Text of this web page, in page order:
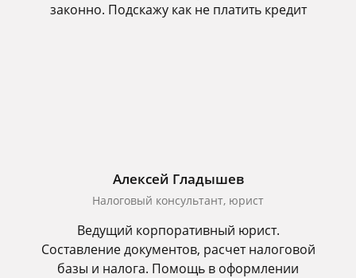
законно. Подскажу как не платить кредит
Алексей Гладышев
Налоговый консультант, юрист
Ведущий корпоративный юрист.
Составление документов, расчет налоговой
базы и налога. Помощь в оформлении